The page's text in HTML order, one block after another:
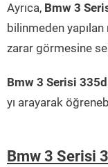
Ayrıca, Bmw 3
bilinmeden
zarar görmesine
Bmw 3 Serisi 335d
yı arayarak
Bmw 3 Serisi